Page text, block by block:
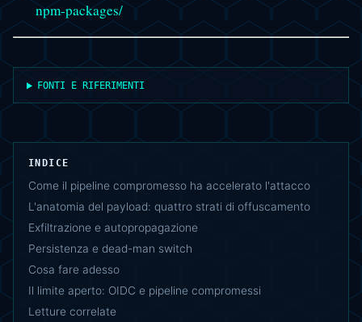
npm-packages/
FONTI E RIFERIMENTI
INDICE
Come il pipeline compromesso ha accelerato l'attacco
L'anatomia del payload: quattro strati di offuscamento
Exfiltrazione e autopropagazione
Persistenza e dead-man switch
Cosa fare adesso
Il limite aperto: OIDC e pipeline compromessi
Letture correlate